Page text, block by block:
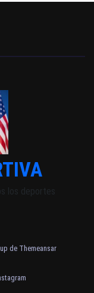
los deportes
de Themeansar